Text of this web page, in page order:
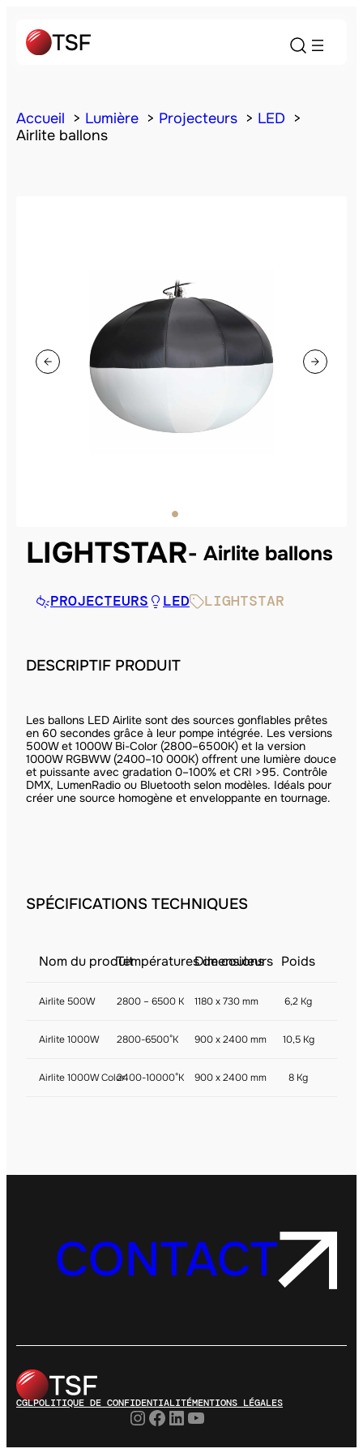
Accueil Lumière Projecteurs
LED
Airlite ballons
LIGHTSTAR Airlite ballons
PROJECTEURS LED LIGHTSTAR
DESCRIPTIF PRODUIT
Les ballons LED Airlite sont des sources gonflables prêtes
en 60 secondes grâce à leur pompe intégrée. Les versions
500W et 1000W Bi-Color (2800–6500K) et la version
1000W RGBWW (2400–10 000K) offrent une lumière douce
et puissante avec gradation 0–100% et CRI >95. Contrôle
DMX, LumenRadio ou Bluetooth selon modèles. Idéals pour
créer une source homogène et enveloppante en tournage.
SPÉCIFICATIONS TECHNIQUES
Nom du produitTempératures de couleurs
Dimensions Poids
Airlite 500W 2800 – 6500 K 1180 x 730 mm 6,2 Kg
Airlite 1000W 2800-6500°K 900 x 2400 mm 10,5 Kg
Airlite 1000W Color2400-10000°K 900 x 2400 mm 8 Kg
CONTACT
CGLPOLITIQUE DE CONFIDENTIALITÉMENTIONS LÉGALES
Instagram
Facebook
LinkedIn
YouTube